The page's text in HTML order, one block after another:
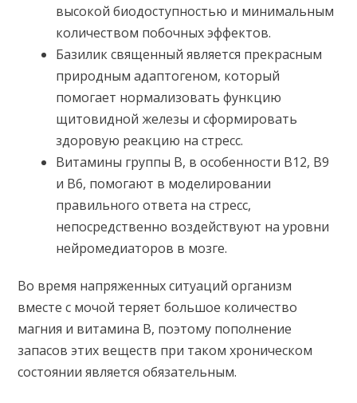
высокой биодоступностью и минимальным
количеством побочных эффектов.
Базилик священный является прекрасным
природным адаптогеном, который
помогает нормализовать функцию
щитовидной железы и сформировать
здоровую реакцию на стресс.
Витамины группы В, в особенности В12, В9
и В6, помогают в моделировании
правильного ответа на стресс,
непосредственно воздействуют на уровни
нейромедиаторов в мозге.
Во время напряженных ситуаций организм
вместе с мочой теряет большое количество
магния и витамина В, поэтому пополнение
запасов этих веществ при таком хроническом
состоянии является обязательным.